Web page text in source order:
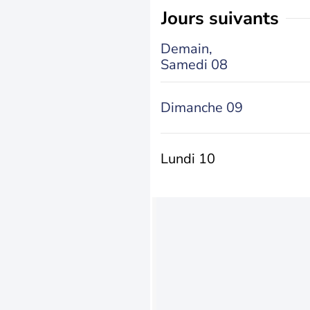
jours suivants
Demain,
Samedi 08
Dimanche 09
Lundi 10